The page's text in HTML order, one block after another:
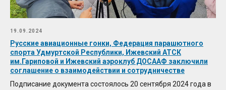
19.09.2024
Русские авиационные гонки, Федерация парашютного
спорта Удмуртской Республики, Ижевский АТСК
им.Гариповой и Ижевский аэроклуб ДОСААФ заключили
соглашение о взаимодействии и сотрудничестве
Подписание документа состоялось 20 сентября 2024 года в